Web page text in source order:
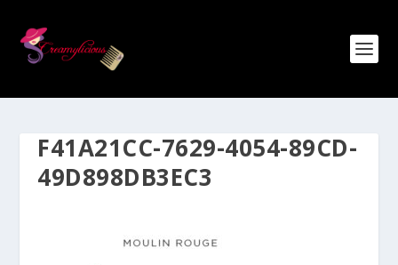
F41A21CC-7629-4054-89CD-
49D898DB3EC3